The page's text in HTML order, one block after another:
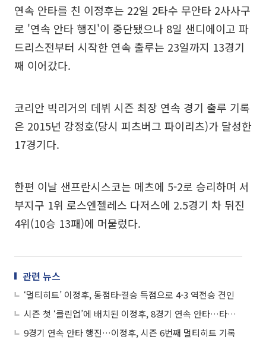
연속 안타를 친 이정후는 22일 2타수 무안타 2사사구
로 '연속 안타 행진'이 중단됐으나 8일 샌디에이고 파
드리스전부터 시작한 연속 출루는 23일까지 13경기
째 이어갔다.
코리안 빅리거의 데뷔 시즌 최장 연속 경기 출루 기록
은 2015년 강정호(당시 피츠버그 파이리츠)가 달성한
17경기다.
한편 이날 샌프란시스코는 메츠에 5-2로 승리하며 서
부지구 1위 로스엔젤레스 다저스에 2.5경기 차 뒤진
4위(10승 13패)에 머물렀다.
관련 뉴스
‘멀티히트’ 이정후, 동점타·결승 득점으로 4-3 역전승 견인
시즌 첫 ‘클린업’에 배치된 이정후, 8경기 연속 안타…타율 0.257
9경기 연속 안타 행진…이정후, 시즌 6번째 멀티히트 기록